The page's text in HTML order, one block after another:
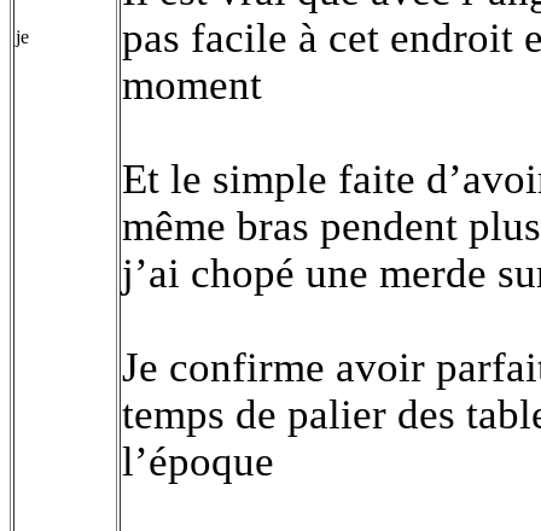
je
pas facile à cet endroit
moment
Et le simple faite
même bras pendent
j’ai chopé une merde
Je confirme avoir
temps de palier des
l’époque